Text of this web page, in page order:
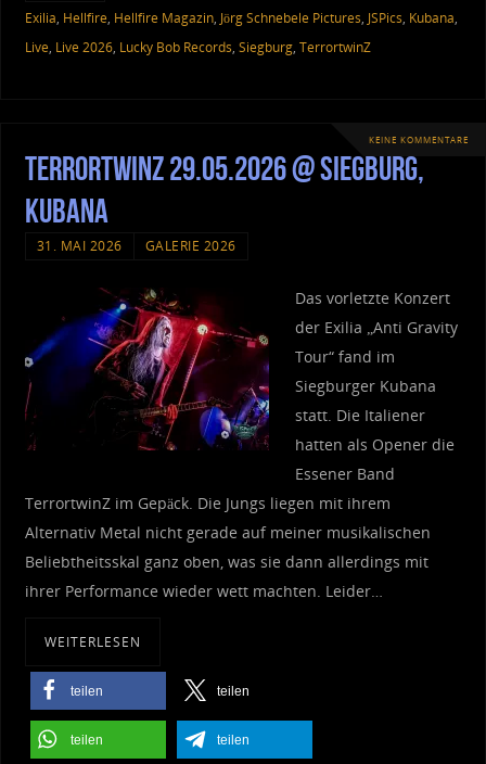
Exilia, Hellfire, Hellfire Magazin, Jörg Schnebele Pictures, JSPics, Kubana,
Live, Live 2026, Lucky Bob Records, Siegburg, TerrortwinZ
KEINE KOMMENTARE
TerrortwinZ 29.05.2026 @ Siegburg,
Kubana
31. MAI 2026 GALERIE 2026
Das vorletzte Konzert
der Exilia „Anti Gravity
Tour“ fand im
Siegburger Kubana
statt. Die Italiener
hatten als Opener die
Essener Band
TerrortwinZ im Gepäck. Die Jungs liegen mit ihrem
Alternativ Metal nicht gerade auf meiner musikalischen
Beliebtheitsskal ganz oben, was sie dann allerdings mit
ihrer Performance wieder wett machten. Leider…
WEITERLESEN
teilen teilen
teilen teilen